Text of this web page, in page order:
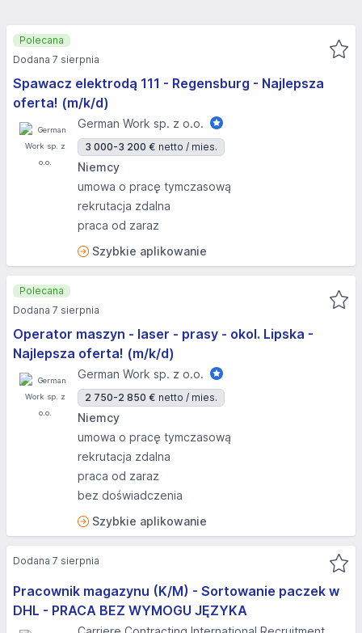
Spawacz elektrodą 111 - Regensburg - Najlepsza
oferta! (m/k/d)
German Work sp. z o.o.
3 000-3 200 € netto / mies.
Niemcy
umowa o pracę tymczasową
rekrutacja zdalna
praca od zaraz
Szybkie aplikowanie
Polecana
Dodana 7 sierpnia
Operator maszyn - laser - prasy - okol. Lipska -
Najlepsza oferta! (m/k/d)
German Work sp. z o.o.
2 750-2 850 € netto / mies.
Niemcy
umowa o pracę tymczasową
rekrutacja zdalna
praca od zaraz
bez doświadczenia
Szybkie aplikowanie
Polecana
Dodana 7 sierpnia
Pracownik magazynu (K/M) - Sortowanie paczek w
DHL - PRACA BEZ WYMOGU JĘZYKA
Dodana 7 sierpnia